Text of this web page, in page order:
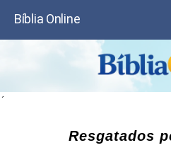
Bíblia Online
´
Resgatados